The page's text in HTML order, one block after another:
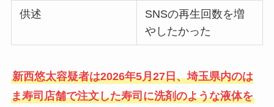
供述
SNSの再生回数を増
やしたかった
新西悠太容疑者は2026年5月27日、埼玉県内のは
ま寿司店舗で注文した寿司に洗剤のような液体を